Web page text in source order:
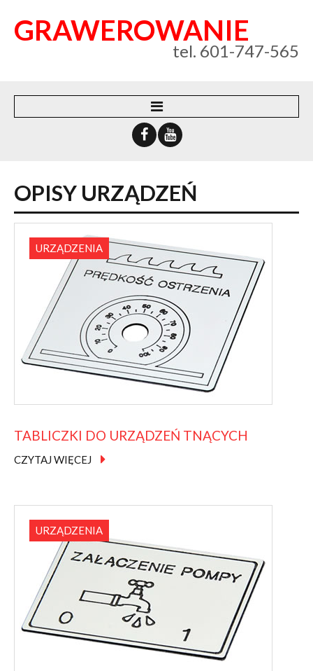
GRAWEROWANIE
tel. 601-747-565
KONTAKT
POLITYKA PRYWATNOŚCI
OPISY URZĄDZEŃ
URZĄDZENIA
TABLICZKI DO URZĄDZEŃ TNĄCYCH
CZYTAJ WIĘCEJ
URZĄDZENIA